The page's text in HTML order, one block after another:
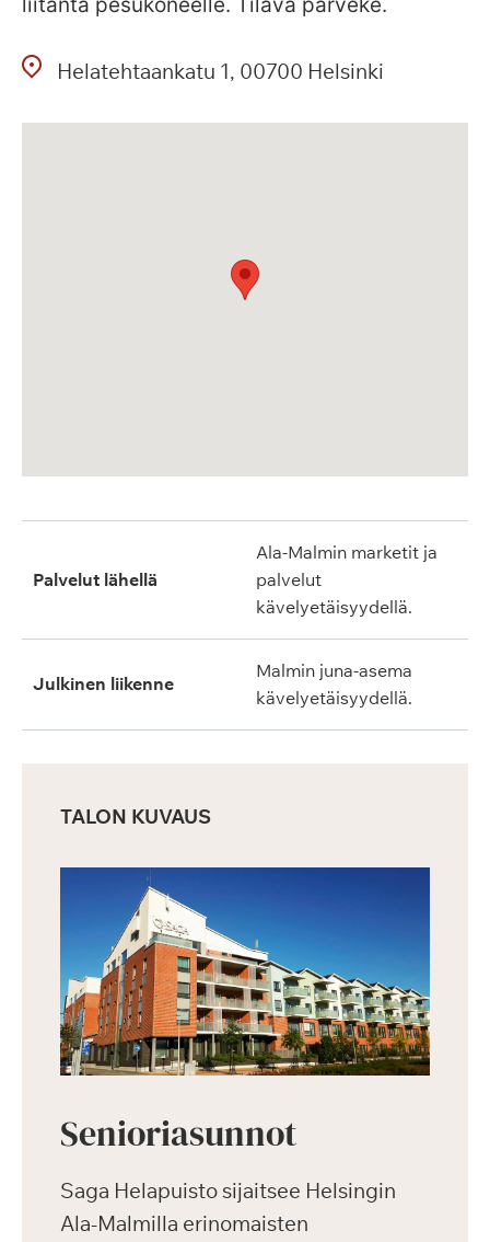
Helatehtaankatu 1 00700 Helsinki
Palvelut lähellä
Ala-Malmin marketit ja
palvelut
kävelyetäisyydellä.
Julkinen liikenne
Malmin juna-asema
kävelyetäisyydellä.
TALON KUVAUS
Senioriasunnot
Saga Helapuisto sijaitsee Helsingin
Ala-Malmilla erinomaisten